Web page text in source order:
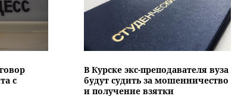
с
В Курске экс-преподавателя вуза
будут судить за мошенничество
и получение взятки